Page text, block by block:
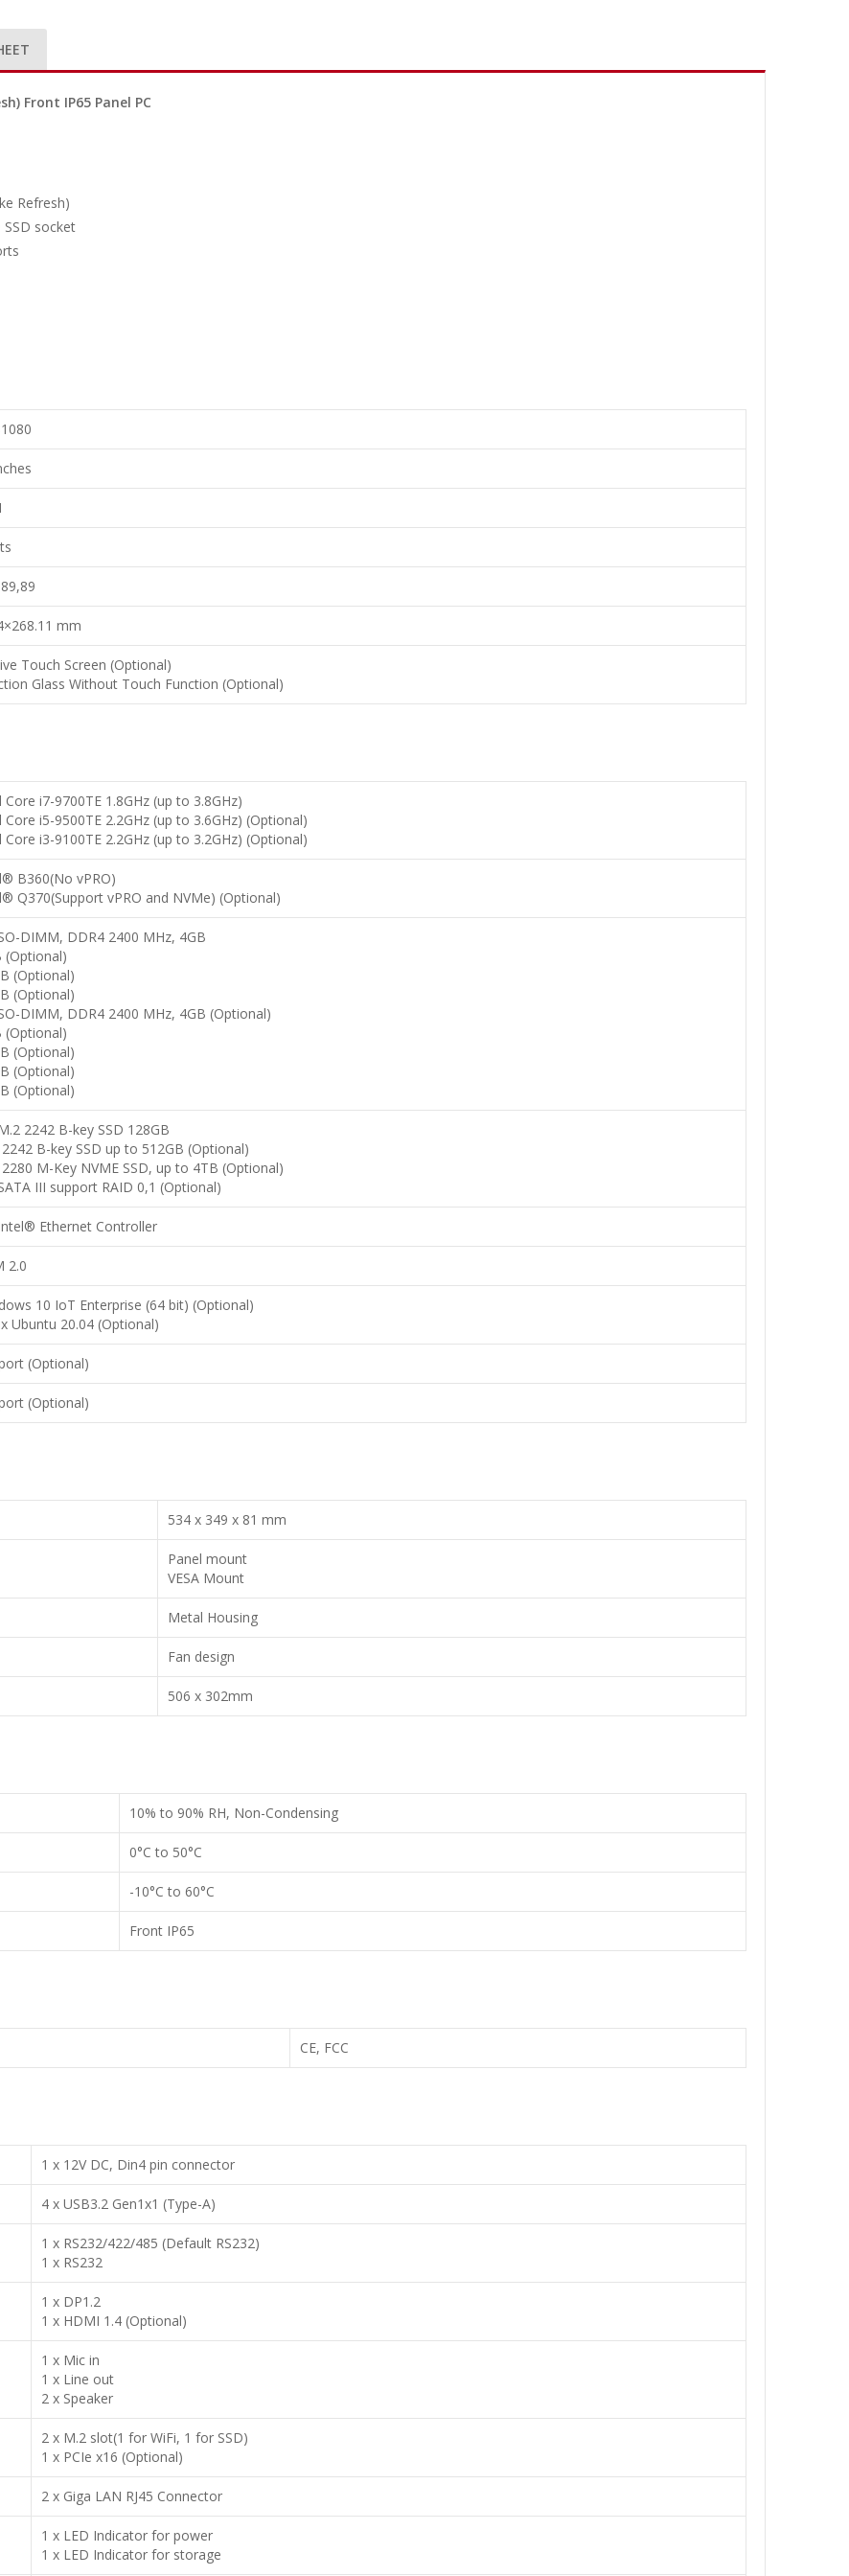
Front IP65 Panel PC
Refresh)
socket
mm
Touch Screen (Optional)
Glass Without Touch Function (Optional)
Core i7-9700TE 1.8GHz (up to 3.8GHz)
Core i5-9500TE 2.2GHz (up to 3.6GHz) (Optional)
Core i3-9100TE 2.2GHz (up to 3.2GHz) (Optional)
B360(No vPRO)
Q370(Support vPRO and NVMe) (Optional)
DIMM, DDR4 2400 MHz, 4GB
(Optional)
(Optional)
(Optional)
DIMM, DDR4 2400 MHz, 4GB (Optional)
(Optional)
(Optional)
(Optional)
(Optional)
2242 B-key SSD 128GB
B-key SSD up to 512GB (Optional)
M-Key NVME SSD, up to 4TB (Optional)
III support RAID 0,1 (Optional)
Ethernet Controller
2.0
10 IoT Enterprise (64 bit) (Optional)
Ubuntu 20.04 (Optional)
(Optional)
(Optional)
534 x 349 x 81 mm
Panel mount
VESA Mount
Metal Housing
Fan design
506 x 302mm
10% to 90% RH, Non-Condensing
0°C to 50°C
-10°C to 60°C
Front IP65
CE, FCC
1 x 12V DC, Din4 pin connector
4 x USB3.2 Gen1x1 (Type-A)
1 x RS232/422/485 (Default RS232)
1 x RS232
1 x DP1.2
1 x HDMI 1.4 (Optional)
1 x Mic in
1 x Line out
2 x Speaker
2 x M.2 slot(1 for WiFi, 1 for SSD)
1 x PCIe x16 (Optional)
2 x Giga LAN RJ45 Connector
1 x LED Indicator for power
1 x LED Indicator for storage